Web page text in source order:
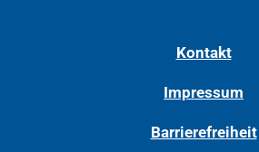
Kontakt
Impressum
Barrierefreiheit